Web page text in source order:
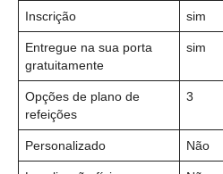
Inscrição sim
Entregue na sua porta
gratuitamente
sim
Opções de plano de
refeições
3
Personalizado Não